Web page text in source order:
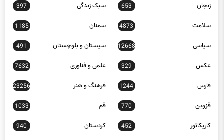
زنجان 653 سبک زندگی 397
سلامت 4873 سمنان 1185
سیاسی 12668 سیستان و بلوچستان 491
عکس 329 علمی و فناوری 7632
فارس 1244 فرهنگ و هنر 23256
قزوین 770 قم 1033
کاریکاتور 452 کردستان 940